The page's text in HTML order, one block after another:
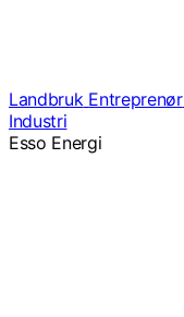
Landbruk Entreprenør
Industri
Esso Energi